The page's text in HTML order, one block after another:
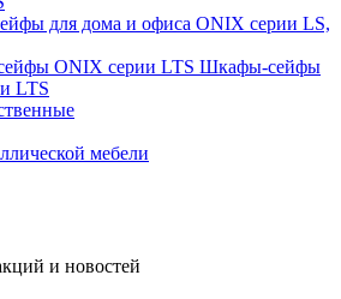
для дома и офиса ONIX серии LS,
Шкафы-сейфы
LTS
мебели
и новостей